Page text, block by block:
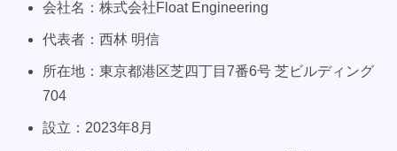
会社名：株式会社Float Engineering
代表者：西林 明信
所在地：東京都港区芝四丁目7番6号 芝ビルディング
704
設立：2023年8月